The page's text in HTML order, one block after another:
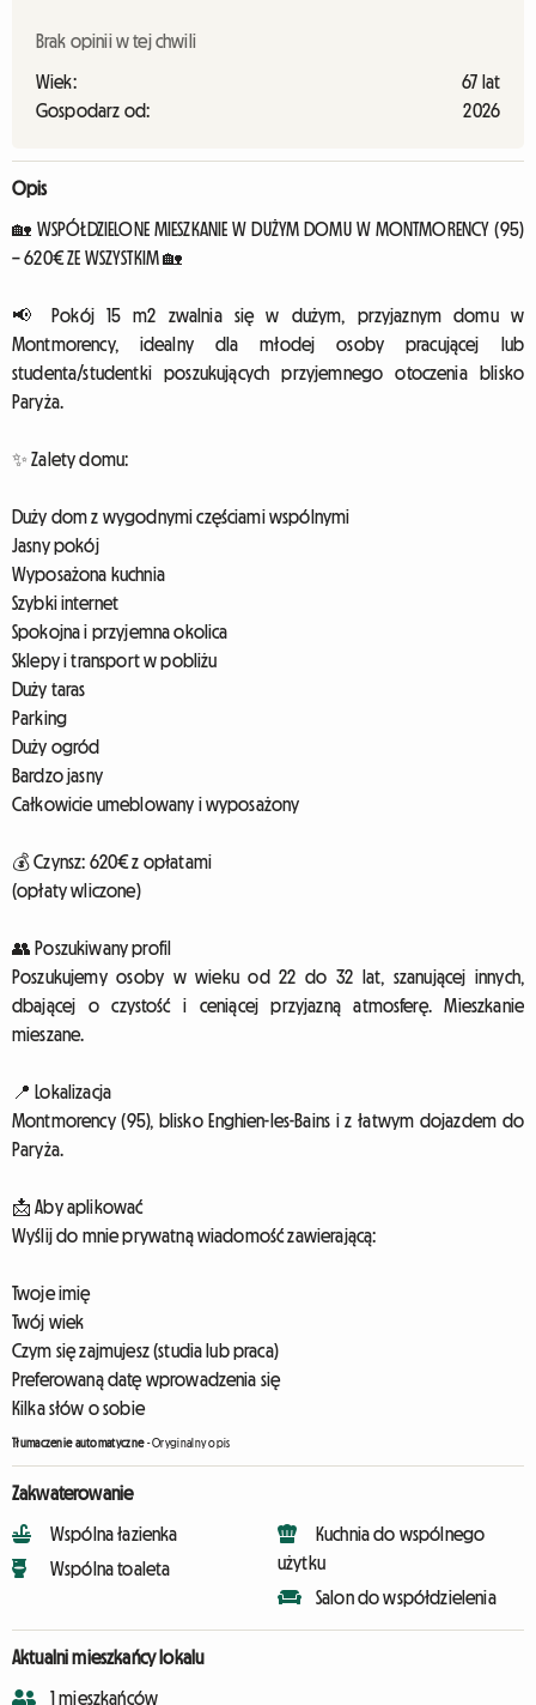
Brak opinii w tej chwili
Wiek:
67 lat
Gospodarz od:
2026
Opis
🏡 WSPÓŁDZIELONE MIESZKANIE W DUŻYM DOMU W MONTMORENCY (95)
– 620€ ZE WSZYSTKIM 🏡
📢 Pokój 15 m2 zwalnia się w dużym, przyjaznym domu w
Montmorency, idealny dla młodej osoby pracującej lub
studenta/studentki poszukujących przyjemnego otoczenia blisko
Paryża.
✨ Zalety domu:
Duży dom z wygodnymi częściami wspólnymi
Jasny pokój
Wyposażona kuchnia
Szybki internet
Spokojna i przyjemna okolica
Sklepy i transport w pobliżu
Duży taras
Parking
Duży ogród
Bardzo jasny
Całkowicie umeblowany i wyposażony
💰 Czynsz: 620€ z opłatami
(opłaty wliczone)
👥 Poszukiwany profil
Poszukujemy osoby w wieku od 22 do 32 lat, szanującej innych,
dbającej o czystość i ceniącej przyjazną atmosferę. Mieszkanie
mieszane.
📍 Lokalizacja
Montmorency (95), blisko Enghien-les-Bains i z łatwym dojazdem do
Paryża.
📩 Aby aplikować
Wyślij do mnie prywatną wiadomość zawierającą:
Twoje imię
Twój wiek
Czym się zajmujesz (studia lub praca)
Preferowaną datę wprowadzenia się
Kilka słów o sobie
Tłumaczenie automatyczne-Oryginalny opis
Zakwaterowanie
Wspólna łazienka
Wspólna toaleta
Kuchnia do wspólnego
użytku
Salon do współdzielenia
Aktualni mieszkańcy lokalu
1 mieszkańców